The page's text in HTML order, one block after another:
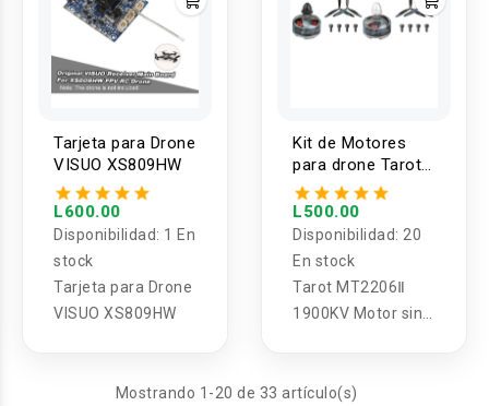
Tarjeta para Drone
VISUO XS809HW
L600.00
Disponibilidad: 1 En
stock
Tarjeta para Drone
VISUO XS809HW
Kit de Motores
para drone Tarot
MT2206II 1900Kv
L500.00
Disponibilidad: 20
En stock
Tarot MT2206Ⅱ
1900KV Motor sin
QAV280 Robocat
Mostrando 1-20 de 33 artículo(s)